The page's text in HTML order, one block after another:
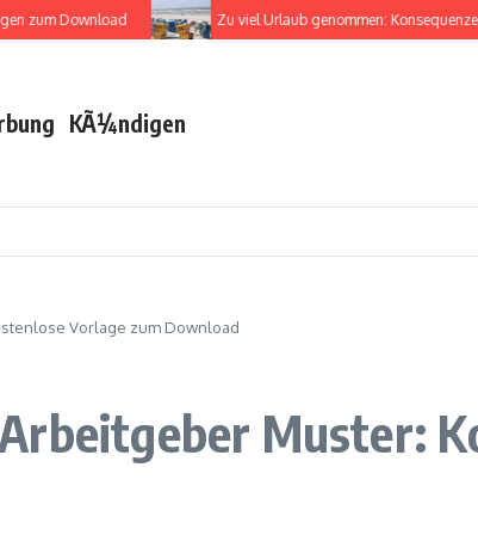
Download Zu viel Urlaub genommen: Konsequenzen
KÃ¼ndigen
Vorlage zum Download
Muster: